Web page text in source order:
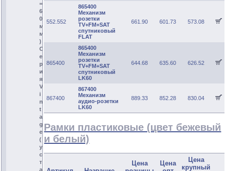
=
6
0
м
м
)
С
е
р
и
я
V
i
n
t
a
g
e
(
у
с
т
а
552.552
865400
Механизм
розетки
TV+FM+SAT
спутниковый
FLAT
661.90 601.73 573.08
865400
865400
Механизм
розетки
TV+FM+SAT
спутниковый
LK60
644.68 635.60 626.52
867400
867400
Механизм
аудио-розетки
LK60
889.33 852.28 830.04
Рамки пластиковые (цвет бежевый
и белый)
Цена
Цена
Цена
крупный